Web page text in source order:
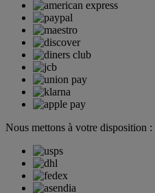
Nous mettons à votre disposition :